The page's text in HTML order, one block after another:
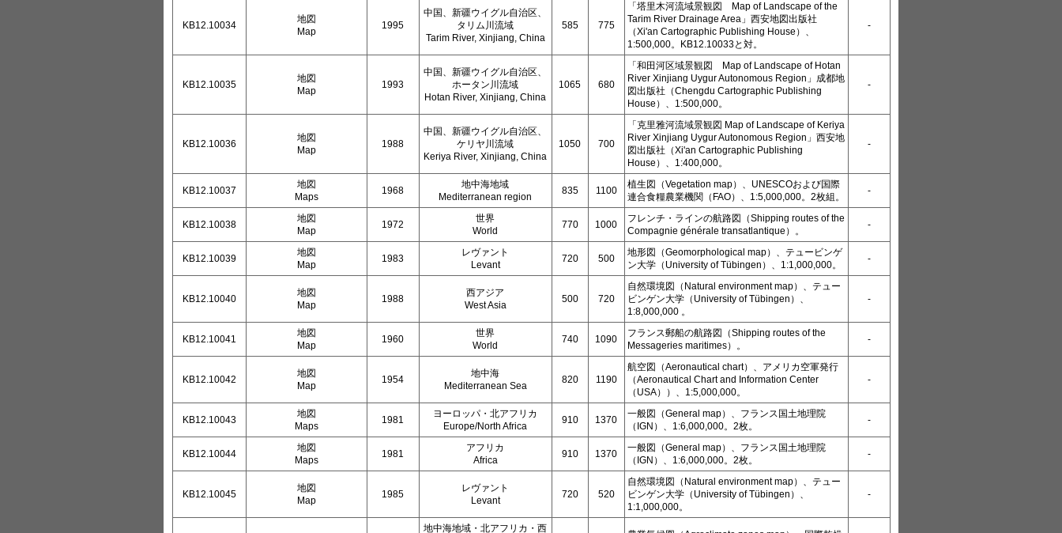
KB12.10034
地図
Map
1995
中国、新疆ウイグル自治区、
タリム川流域
Tarim River, Xinjiang, China
585 775
「塔里木河流域景観図 Map of Landscape of the
Tarim River Drainage Area」西安地図出版社
（Xi'an Cartographic Publishing House）、
1:500,000。KB12.10033と対。
-
KB12.10035
地図
Map
1993
中国、新疆ウイグル自治区、
ホータン川流域
Hotan River, Xinjiang, China
1065 680
「和田河区域景観図 Map of Landscape of Hotan
River Xinjiang Uygur Autonomous Region」成都地
図出版社（Chengdu Cartographic Publishing
House）、1:500,000。
-
KB12.10036
地図
Map
1988
中国、新疆ウイグル自治区、
ケリヤ川流域
Keriya River, Xinjiang, China
1050 700
「克里雅河流域景観図 Map of Landscape of Keriya
River Xinjiang Uygur Autonomous Region」西安地
図出版社（Xi'an Cartographic Publishing
House）、1:400,000。
-
KB12.10037
地図
Maps
1968
地中海地域
Mediterranean region
835 1100
植生図（Vegetation map）、UNESCOおよび国際
連合食糧農業機関（FAO）、1:5,000,000。2枚組。
-
KB12.10038
地図
Map
1972
世界
World
770 1000
フレンチ・ラインの航路図（Shipping routes of the
Compagnie générale transatlantique）。
-
KB12.10039
地図
Map
1983
レヴァント
Levant
720 500
地形図（Geomorphological map）、テュービンゲ
ン大学（University of Tübingen）、1:1,000,000。
-
KB12.10040
地図
Map
1988
西アジア
West Asia
500 720
自然環境図（Natural environment map）、テュー
ビンゲン大学（University of Tübingen）、
1:8,000,000 。
-
KB12.10041
地図
Map
1960
世界
World
740 1090
フランス郵船の航路図（Shipping routes of the
Messageries maritimes）。
-
KB12.10042
地図
Map
1954
地中海
Mediterranean Sea
820 1190
航空図（Aeronautical chart）、アメリカ空軍発行
（Aeronautical Chart and Information Center
（USA））、1:5,000,000。
-
KB12.10043
地図
Maps
1981
ヨーロッパ・北アフリカ
Europe/North Africa
910 1370
一般図（General map）、フランス国土地理院
（IGN）、1:6,000,000。2枚。
-
KB12.10044
地図
Maps
1981
アフリカ
Africa
910 1370
一般図（General map）、フランス国土地理院
（IGN）、1:6,000,000。2枚。
-
KB12.10045
地図
Map
1985
レヴァント
Levant
720 520
自然環境図（Natural environment map）、テュー
ビンゲン大学（University of Tübingen）、
1:1,000,000。
-
地中海地域・北アフリカ・西